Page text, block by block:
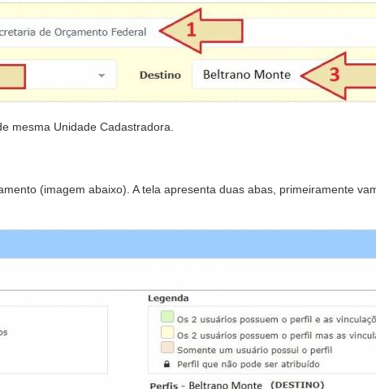
mesma Unidade Cadastradora.
(imagem abaixo). A tela apresenta duas abas, primeiramente